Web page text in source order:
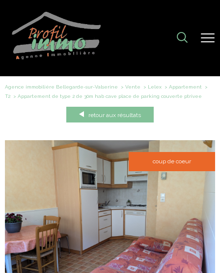
Agence immobiliére Bellegarde-sur-Valserine Vente Lelex
Appartement
T2
appartement de type 2 de 30m hab cave place de parking couverte ptrivee
retour aux résultats
coup de coeur